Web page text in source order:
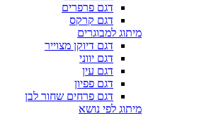
דגם פרפרים
דגם קרקס
מיתוג למבוגרים
דגם דיוקן מצוייר
דגם יווני
דגם עין
דגם פפיון
דגם פרחים שחור לבן
מיתוג לפי נושא